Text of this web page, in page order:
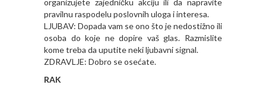
organizujete zajedničku akciju ili da napravite
pravilnu raspodelu poslovnih uloga i interesa.
LJUBAV: Dopada vam se ono što je nedostižno ili
osoba do koje ne dopire vaš glas. Razmislite
kome treba da uputite neki ljubavni signal.
ZDRAVLJE: Dobro se osećate.
RAK